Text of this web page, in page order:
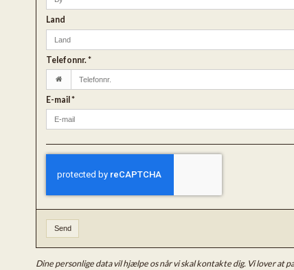
Land
Telefonnr.*
E-mail*
Send
Dine personlige data vil hjælpe os når vi skal kontakte dig. Vi lover at